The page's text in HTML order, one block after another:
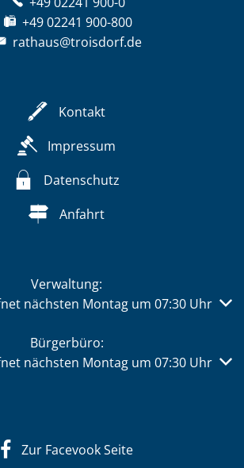
+49 02241 900-800
rathaus@troisdorf.de
Kontakt
Impressum
Datenschutz
Anfahrt
Verwaltung:
Öffnungs- oder Schließzeiten
nächsten Montag um 07:30 Uhr
Bürgerbüro:
Öffnungs- oder Schließzeiten
nächsten Montag um 07:30 Uhr
Zur Facevook Seite